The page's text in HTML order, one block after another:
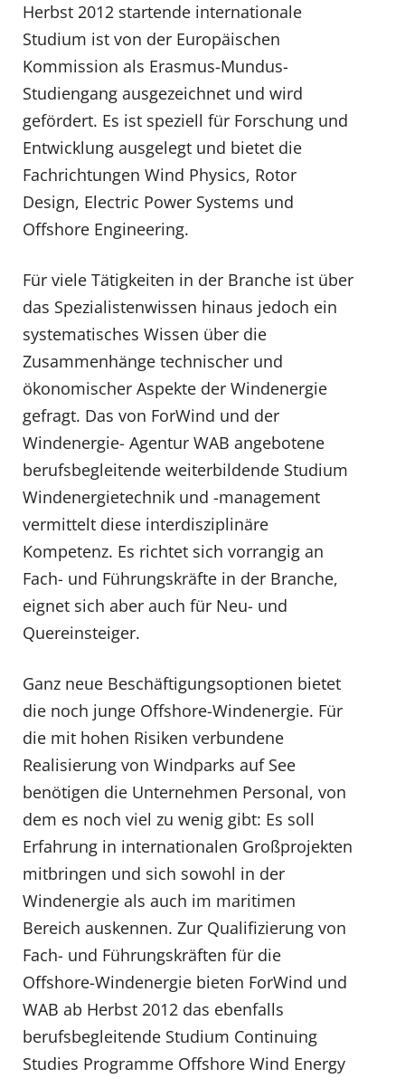
Herbst 2012 startende internationale
Studium ist von der Europäischen
Kommission als Erasmus-Mundus-
Studiengang ausgezeichnet und wird
gefördert. Es ist speziell für Forschung und
Entwicklung ausgelegt und bietet die
Fachrichtungen Wind Physics, Rotor
Design, Electric Power Systems und
Offshore Engineering.
Für viele Tätigkeiten in der Branche ist über
das Spezialistenwissen hinaus jedoch ein
systematisches Wissen über die
Zusammenhänge technischer und
ökonomischer Aspekte der Windenergie
gefragt. Das von ForWind und der
Windenergie- Agentur WAB angebotene
berufsbegleitende weiterbildende Studium
Windenergietechnik und -management
vermittelt diese interdisziplinäre
Kompetenz. Es richtet sich vorrangig an
Fach- und Führungskräfte in der Branche,
eignet sich aber auch für Neu- und
Quereinsteiger.
Ganz neue Beschäftigungsoptionen bietet
die noch junge Offshore-Windenergie. Für
die mit hohen Risiken verbundene
Realisierung von Windparks auf See
benötigen die Unternehmen Personal, von
dem es noch viel zu wenig gibt: Es soll
Erfahrung in internationalen Großprojekten
mitbringen und sich sowohl in der
Windenergie als auch im maritimen
Bereich auskennen. Zur Qualifizierung von
Fach- und Führungskräften für die
Offshore-Windenergie bieten ForWind und
WAB ab Herbst 2012 das ebenfalls
berufsbegleitende Studium Continuing
Studies Programme Offshore Wind Energy